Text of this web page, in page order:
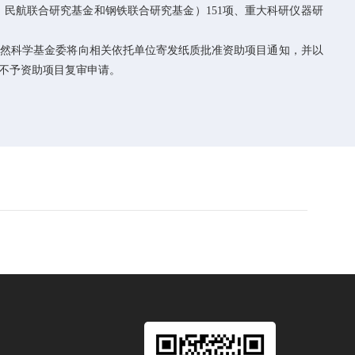
航联合研究基金和钢铁联合研究基金） 151项、重大科研仪器研
科学基金委将向相关依托单位寄发纸质批准资助项目通知，并以
予资助项目复审申请。​